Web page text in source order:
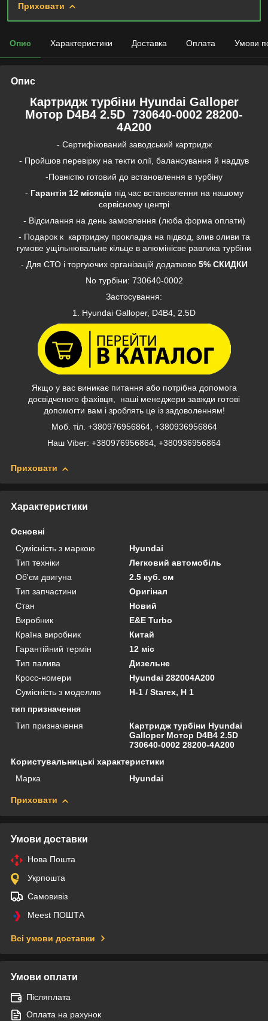
Приховати
Опис Характеристики Доставка Оплата Умови
Опис
Картридж турбіни Hyundai Galloper
Мотор D4B4 2.5D 730640-0002 28200-
4A200
- Сертифікований заводський картридж
- Пройшов перевірку на текти олії, балансування й наддув
-Повністю готовий до встановлення в турбіну
- Гарантія 12 місяців під час встановлення на нашому
сервісному центрі
- Відсилання на день замовлення (люба форма оплати)
- Подарок к картриджу прокладка на підвод, злив оливи та
гумове ущільнювальне кільце в алюмінієве равлика турбіни
- Для СТО і торгуючих організацій додатково 5% СКИДКИ
No турбіни: 730640-0002
Застосування:
1. Hyundai Galloper, D4B4, 2.5D
Якщо у вас виникає питання або потрібна допомога
досвідченого фахівця, наші менеджери завжди готові
допомогти вам і зроблять це із задоволенням!
Моб. тіл. +380976956864, +380936956864
Наш Viber: +380976956864, +380936956864
Приховати
Характеристики
Основні
Сумісність з маркою
Hyundai
Тип техніки
Легковий автомобіль
Об'єм двигуна
2.5 куб. см
Тип запчастини
Оригінал
Стан
Новий
Виробник
E&E Turbo
Країна виробник
Китай
Гарантійний термін
12 міс
Тип палива
Дизельне
Кросс-номери
Hyundai 282004A200
Сумісність з моделлю
H-1 / Starex, H 1
тип призначення
Тип призначення
Картридж турбіни Hyundai
Galloper Мотор D4B4 2.5D
730640-0002 28200-4A200
Користувальницькі характеристики
Марка
Hyundai
Приховати
Умови доставки
Нова Пошта
Укрпошта
Самовивіз
Meest ПОШТА
Всі умови доставки
Умови оплати
Післяплата
Оплата на рахунок